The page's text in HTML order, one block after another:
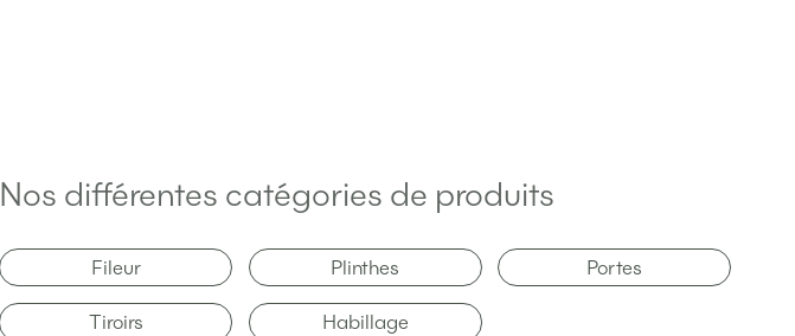
Nos différentes catégories de produits
Fileur Plinthes Portes
Tiroirs Habillage